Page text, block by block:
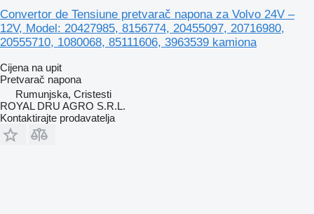
Convertor de Tensiune pretvarač napona za Volvo 24V –
12V, Model: 20427985, 8156774, 20455097, 20716980,
20555710, 1080068, 85111606, 3963539 kamiona
Cijena na upit
Pretvarač napona
Rumunjska, Cristesti
ROYAL DRU AGRO S.R.L.
Kontaktirajte prodavatelja